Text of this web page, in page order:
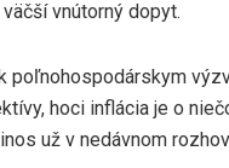
vnútorný dopyt.
poľnohospodárskym
hoci inflácia je o
už v nedávnom